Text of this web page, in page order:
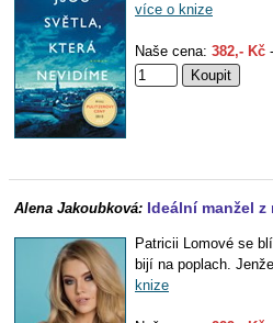
více o knize
Naše cena: 382,- Kč
Alena Jakoubková: Ideální manžel
Patricii Lomové se
bijí na poplach.
knize